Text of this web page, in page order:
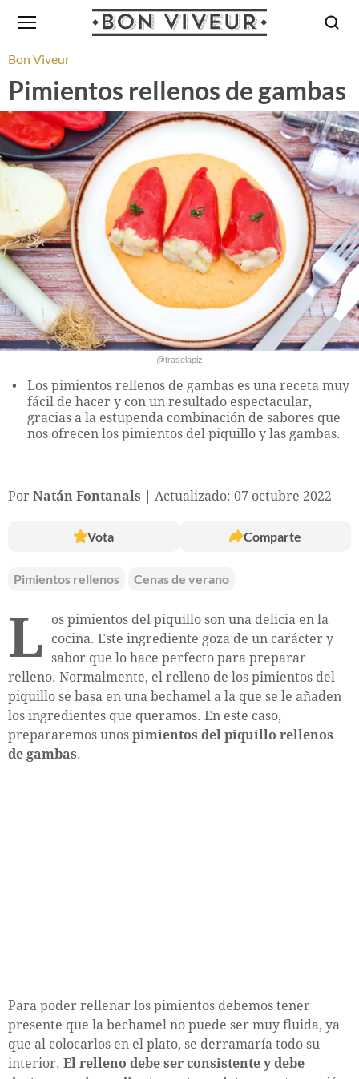
Bon Viveur
Pimientos rellenos de gambas
@traselapiz
Los pimientos rellenos de gambas es una receta muy
fácil de hacer y con un resultado espectacular,
gracias a la estupenda combinación de sabores que
nos ofrecen los pimientos del piquillo y las gambas.
Por Natán Fontanals Actualizado: 07 octubre 2022
Vota Comparte
Pimientos rellenos Cenas de verano
L
os pimientos del piquillo son una delicia en la
cocina. Este ingrediente goza de un carácter y
sabor que lo hace perfecto para preparar
relleno. Normalmente, el relleno de los pimientos del
piquillo se basa en una bechamel a la que se le añaden
los ingredientes que queramos. En este caso,
prepararemos unos pimientos del piquillo rellenos
de gambas.
Para poder rellenar los pimientos debemos tener
presente que la bechamel no puede ser muy fluida, ya
que al colocarlos en el plato, se derramaría todo su
interior. El relleno debe ser consistente y debe